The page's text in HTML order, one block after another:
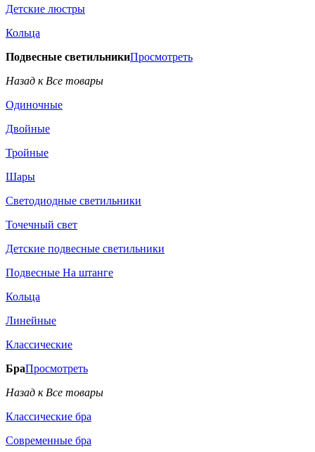
Детские люстры
Кольца
Подвесные светильникиПросмотреть
Назад к Все товары
Одиночные
Двойные
Тройные
Шары
Светодиодные светильники
Точечный свет
Детские подвесные светильники
Подвесные На штанге
Кольца
Линейные
Классические
БраПросмотреть
Назад к Все товары
Классические бра
Современные бра